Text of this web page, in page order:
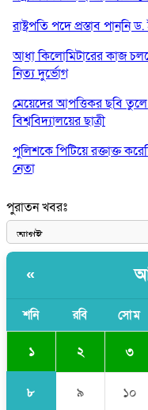
রাষ্ট্রপতি পদে প্রস্তাব
আধা কিলোমিটারের কাজ
নিত্য দুর্ভোগ
মেয়েদের আপত্তিকর ছবি তুলে
বিশ্ববিদ্যালয়ের ছাত্রী
পুলিশকে পিটিয়ে রক্তাক্ত
নেতা
পাঁচ দেশি মাছে মিলল
বাংলাদেশী কর্মীদের
ওয়াজেদ জয়
সাকিব আল হাসানের
পুরাতন খবরঃ
«
শনি রবি সোম
১ ২ ৩
৮ ৯ ১০